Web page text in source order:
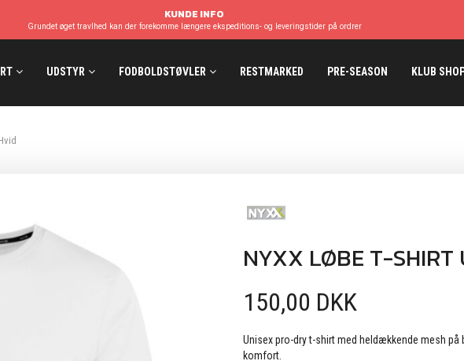
KUNDE INFO
Grundet øget travlhed kan der forekomme længere ekspeditions- og leveringstider på ordrer
UDSTYR FODBOLDSTØVLER RESTMARKED PRE-SEASON KLUB
NYXX LØBE T-SHIRT
150,00 DKK
Unisex pro-dry t-shirt med heldækkende mesh
komfort.